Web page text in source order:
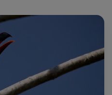
van panoramische
Rivieren
vaak vergeleken met
in rivieren die zo helder zijn